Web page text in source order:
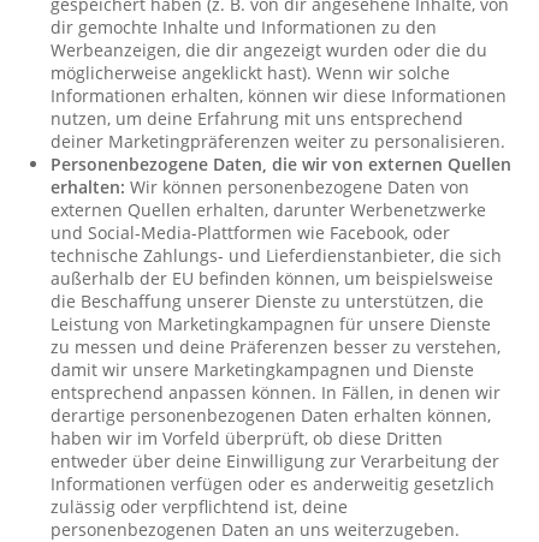
dir gemochte Inhalte und Informationen zu den
Werbeanzeigen, die dir angezeigt wurden oder die du
möglicherweise angeklickt hast). Wenn wir solche
Informationen erhalten, können wir diese Informationen
nutzen, um deine Erfahrung mit uns entsprechend
deiner Marketingpräferenzen weiter zu personalisieren.
Personenbezogene Daten, die wir von externen Quellen
erhalten: Wir können personenbezogene Daten von
externen Quellen erhalten, darunter Werbenetzwerke
und Social-Media-Plattformen wie Facebook, oder
technische Zahlungs- und Lieferdienstanbieter, die sich
außerhalb der EU befinden können, um beispielsweise
die Beschaffung unserer Dienste zu unterstützen, die
Leistung von Marketingkampagnen für unsere Dienste
zu messen und deine Präferenzen besser zu verstehen,
damit wir unsere Marketingkampagnen und Dienste
entsprechend anpassen können. In Fällen, in denen wir
derartige personenbezogenen Daten erhalten können,
haben wir im Vorfeld überprüft, ob diese Dritten
entweder über deine Einwilligung zur Verarbeitung der
Informationen verfügen oder es anderweitig gesetzlich
zulässig oder verpflichtend ist, deine
personenbezogenen Daten an uns weiterzugeben.